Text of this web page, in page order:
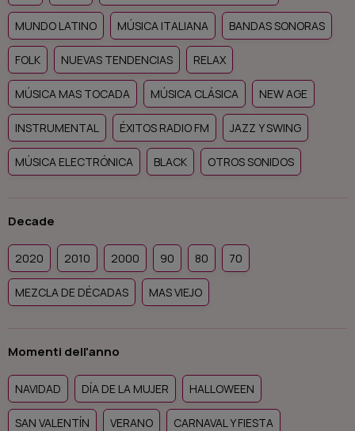
MUNDO LATINO MÚSICA ITALIANA BANDAS SONORAS
FOLK NUEVAS TENDENCIAS RELAX
MÚSICA MAS TOCADA MÚSICA CLÁSICA NEW AGE
INSTRUMENTAL ÉXITOS RADIO FM JAZZ Y SWING
MÚSICA ELECTRÓNICA BLACK OTROS SONIDOS
Decade
2020 2010 2000 90 80 70
MEZCLA DE DÉCADAS MAS VIEJO
Momenti dell'anno
NAVIDAD DÍA DE LA MUJER HALLOWEEN
SAN VALENTÍN VERANO CARNAVAL Y FIESTA